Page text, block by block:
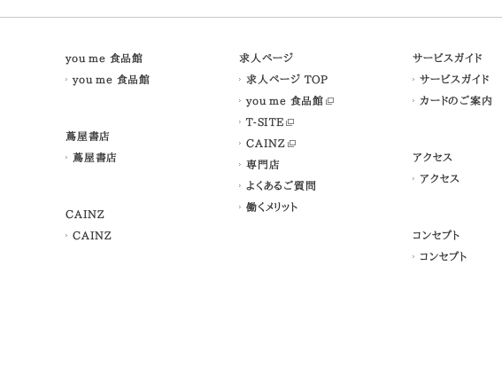
you me 食品館
you me 食品館
蔦屋書店
蔦屋書店
CAINZ
CAINZ
求人ページ
求人ページ TOP
you me 食品館
T-SITE
CAINZ
専門店
よくあるご質問
働くメリット
サービスガイド
サービスガイド
カードのご案内
アクセス
アクセス
コンセプト
コンセプト